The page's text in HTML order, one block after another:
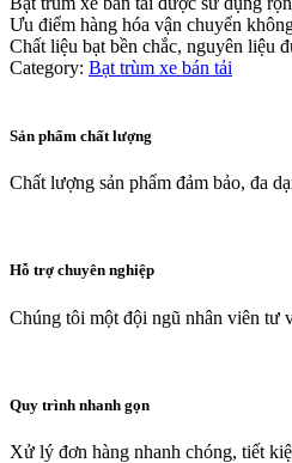
Ưu điểm hàng hóa vận chuyển
Chất liệu bạt bền chắc, nguyên liệu
Category: Bạt trùm xe bán tải
Sản phẩm chất lượng
Chất lượng sản phẩm đảm bảo, đa
Hỗ trợ chuyên nghiệp
Chúng tôi một đội ngũ nhân viên tư
Quy trình nhanh gọn
Xử lý đơn hàng nhanh chóng, tiết